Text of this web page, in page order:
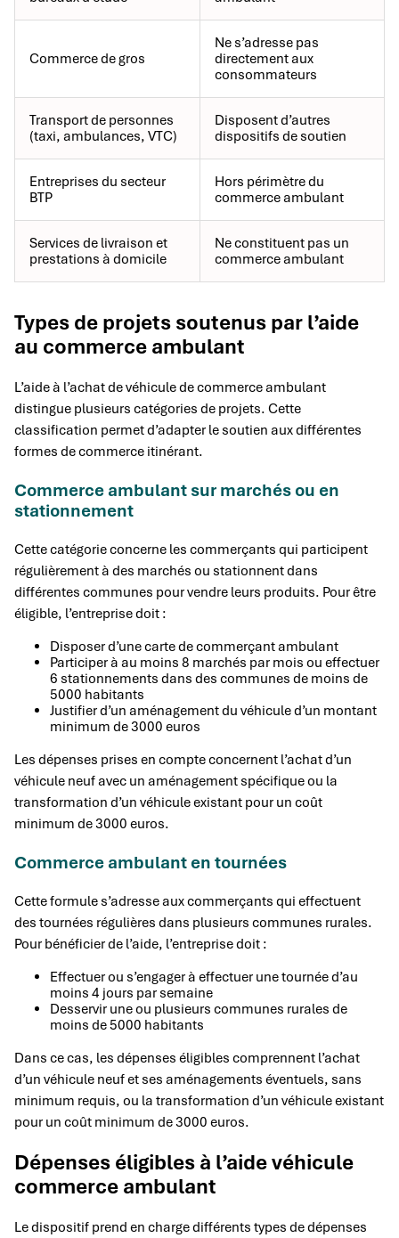
Commerce de gros
Ne s’adresse pas
directement aux
consommateurs
Transport de personnes
(taxi, ambulances, VTC)
Disposent d’autres
dispositifs de soutien
Entreprises du secteur
BTP
Hors périmètre du
commerce ambulant
Services de livraison et
prestations à domicile
Ne constituent pas un
commerce ambulant
Types de projets soutenus par l’aide
au commerce ambulant
L’aide à l’achat de véhicule de commerce ambulant
distingue plusieurs catégories de projets. Cette
classification permet d’adapter le soutien aux différentes
formes de commerce itinérant.
Commerce ambulant sur marchés ou en
stationnement
Cette catégorie concerne les commerçants qui participent
régulièrement à des marchés ou stationnent dans
différentes communes pour vendre leurs produits. Pour être
éligible, l’entreprise doit :
Disposer d’une carte de commerçant ambulant
Participer à au moins 8 marchés par mois ou effectuer
6 stationnements dans des communes de moins de
5000 habitants
Justifier d’un aménagement du véhicule d’un montant
minimum de 3000 euros
Les dépenses prises en compte concernent l’achat d’un
véhicule neuf avec un aménagement spécifique ou la
transformation d’un véhicule existant pour un coût
minimum de 3000 euros.
Commerce ambulant en tournées
Cette formule s’adresse aux commerçants qui effectuent
des tournées régulières dans plusieurs communes rurales.
Pour bénéficier de l’aide, l’entreprise doit :
Effectuer ou s’engager à effectuer une tournée d’au
moins 4 jours par semaine
Desservir une ou plusieurs communes rurales de
moins de 5000 habitants
Dans ce cas, les dépenses éligibles comprennent l’achat
d’un véhicule neuf et ses aménagements éventuels, sans
minimum requis, ou la transformation d’un véhicule existant
pour un coût minimum de 3000 euros.
Dépenses éligibles à l’aide véhicule
commerce ambulant
Le dispositif prend en charge différents types de dépenses